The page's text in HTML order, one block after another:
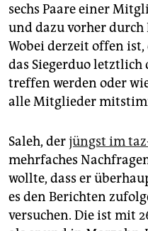
sechs Paare einer
und dazu vorher
Wobei derzeit offen
das Siegerduo
treffen werden oder
alle Mitglieder
Saleh, derjüngst im
mehrfaches
wollte, dass er
es den Berichten
versuchen. Die ist mit